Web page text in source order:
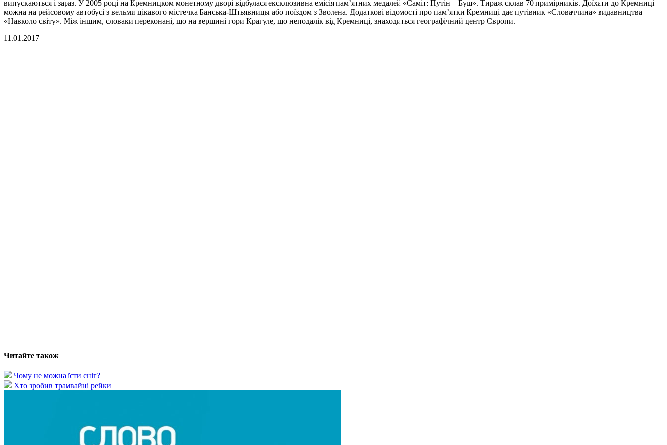
випускаються і зараз. У 2005 році на Кремницком монетному дворі відбулася ексклюзивна емісія пам’ятних медалей «Саміт: Путін—Буш». Тираж склав 70 примірників. Доїхати до Кремниці
можна на рейсовому автобусі з вельми цікавого містечка Банська-Штьявницы або поїздом з Зволена. Додаткові відомості про пам’ятки Кремниці дає путівник «Словаччина» видавництва
«Навколо світу». Між іншим, словаки переконані, що на вершині гори Крагуле, що неподалік від Кремниці, знаходиться географічний центр Європи.
11.01.2017
Читайте також
Чому не можна їсти сніг?
Хто зробив трамвайні рейки